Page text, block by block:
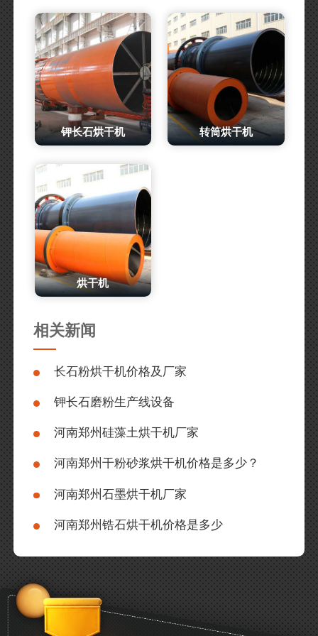
钾长石烘干机 转筒烘干机
烘干机
相关新闻
长石粉烘干机价格及厂家
钾长石磨粉生产线设备
河南郑州硅藻土烘干机厂家
河南郑州干粉砂浆烘干机价格是多少？
河南郑州石墨烘干机厂家
河南郑州锆石烘干机价格是多少